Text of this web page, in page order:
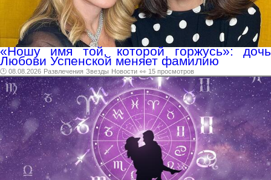
«Ношу имя той, которой горжусь»: дочь
Любови Успенской меняет фамилию
🕑 08.08.2026 Развлечения Звезды Новости 👀 15 просмотров